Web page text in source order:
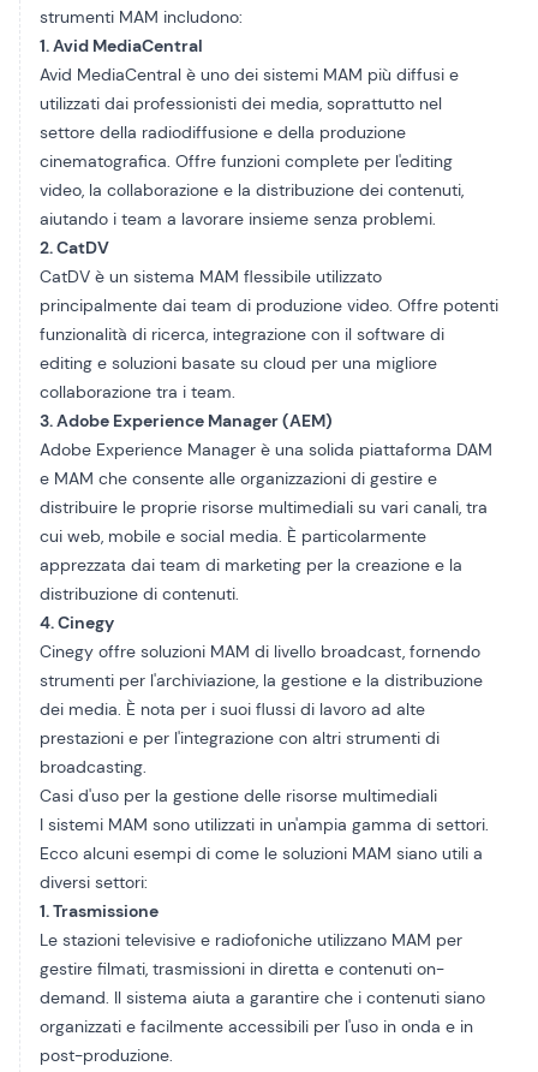
strumenti MAM includono:
1. Avid MediaCentral
Avid MediaCentral è uno dei sistemi MAM più diffusi e
utilizzati dai professionisti dei media, soprattutto nel
settore della radiodiffusione e della produzione
cinematografica. Offre funzioni complete per l'editing
video, la collaborazione e la distribuzione dei contenuti,
aiutando i team a lavorare insieme senza problemi.
2. CatDV
CatDV è un sistema MAM flessibile utilizzato
principalmente dai team di produzione video. Offre potenti
funzionalità di ricerca, integrazione con il software di
editing e soluzioni basate su cloud per una migliore
collaborazione tra i team.
3. Adobe Experience Manager (AEM)
Adobe Experience Manager è una solida piattaforma DAM
e MAM che consente alle organizzazioni di gestire e
distribuire le proprie risorse multimediali su vari canali, tra
cui web, mobile e social media. È particolarmente
apprezzata dai team di marketing per la creazione e la
distribuzione di contenuti.
4. Cinegy
Cinegy offre soluzioni MAM di livello broadcast, fornendo
strumenti per l'archiviazione, la gestione e la distribuzione
dei media. È nota per i suoi flussi di lavoro ad alte
prestazioni e per l'integrazione con altri strumenti di
broadcasting.
Casi d'uso per la gestione delle risorse multimediali
I sistemi MAM sono utilizzati in un'ampia gamma di settori.
Ecco alcuni esempi di come le soluzioni MAM siano utili a
diversi settori:
1. Trasmissione
Le stazioni televisive e radiofoniche utilizzano MAM per
gestire filmati, trasmissioni in diretta e contenuti on-
demand. Il sistema aiuta a garantire che i contenuti siano
organizzati e facilmente accessibili per l'uso in onda e in
post-produzione.